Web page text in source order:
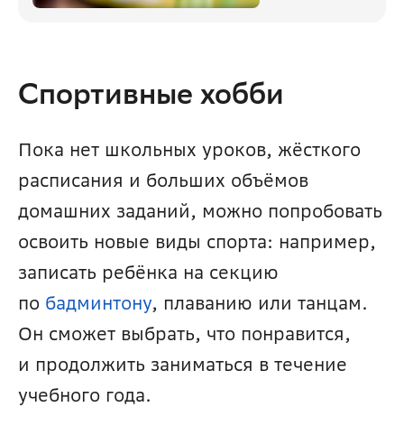
Спортивные хобби
Пока нет школьных уроков, жёсткого
расписания и больших объёмов
домашних заданий, можно попробовать
освоить новые виды спорта: например,
записать ребёнка на секцию
по бадминтону, плаванию или танцам.
Он сможет выбрать, что понравится,
и продолжить заниматься в течение
учебного года.